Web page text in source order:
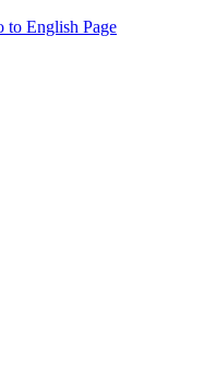
to English Page